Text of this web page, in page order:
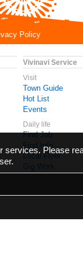
Policy
Vivinavi Service
Visit
Town Guide
Hot List
Events
Daily life
Find Job
Find Info
Local Flyer
Gig Work
services. Please